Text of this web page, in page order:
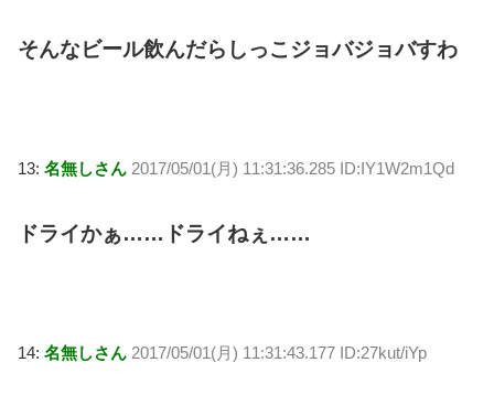
そんなビール飲んだらしっこジョバジョバすわ
13: 名無しさん 2017/05/01(月) 11:31:36.285 ID:IY1W2m1Qd
ドライかぁ……ドライねぇ……
14: 名無しさん 2017/05/01(月) 11:31:43.177 ID:27kut/iYp